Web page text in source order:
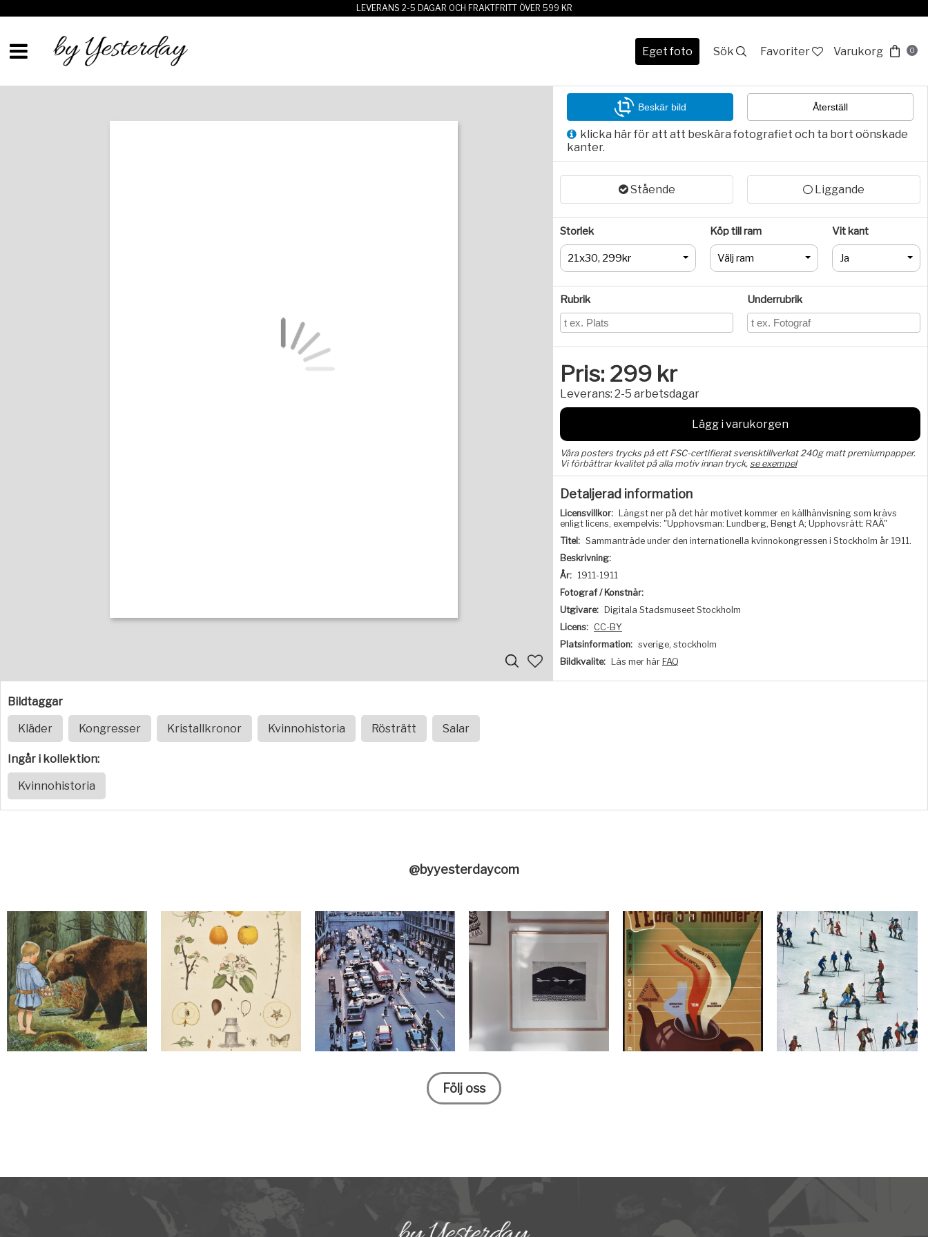
LEVERANS 2-5 DAGAR OCH FRAKTFRITT ÖVER 599 KR
Eget foto Sök Favoriter Varukorg 0
Beskär bild Återställ
klicka här för att att beskära fotografiet och ta bort oönskade
kanter.
Stående Liggande
Storlek
21x30, 299kr
Köp till ram
Välj ram
Vit kant
Ja
Rubrik Underrubrik
Pris: 299 kr
Leverans: 2-5 arbetsdagar
Lägg i varukorgen
Våra posters trycks på ett FSC-certifierat svensktillverkat 240g matt premiumpapper.
Vi förbättrar kvalitet på alla motiv innan tryck, se exempel
Detaljerad information
Licensvillkor:
Längst ner på det här motivet kommer en källhänvisning som krävs
enligt licens, exempelvis: "Upphovsman: Lundberg, Bengt A; Upphovsrätt: RAÄ"
Titel: Sammanträde under den internationella kvinnokongressen i Stockholm år 1911.
Beskrivning:
År: 1911-1911
Fotograf / Konstnär:
Utgivare:
Digitala Stadsmuseet Stockholm
Licens: CC-BY
Platsinformation: sverige, stockholm
Bildkvalite:
Läs mer här FAQ
Bildtaggar
Kläder Kongresser Kristallkronor Kvinnohistoria Rösträtt Salar
Ingår i kollektion:
Kvinnohistoria
@byyesterdaycom
Följ oss